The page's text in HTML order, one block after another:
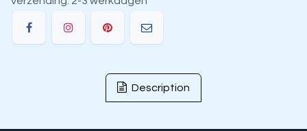
Description